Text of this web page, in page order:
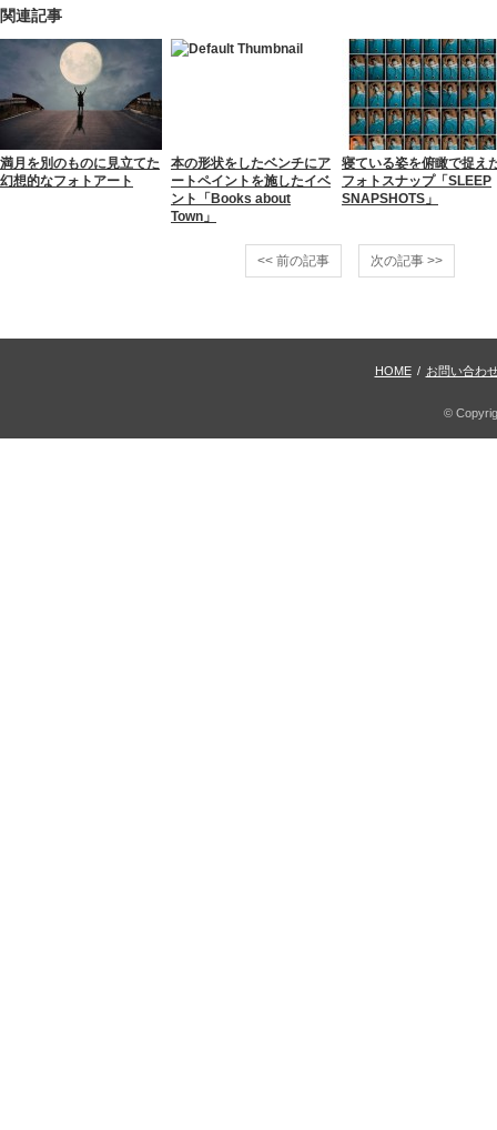
関連記事
満月を別のものに見立てた
幻想的なフォトアート
本の形状をしたベンチにア
ートペイントを施したイベ
ント「Books about
Town」
寝ている姿を俯瞰で捉え
フォトスナップ「SLEEP
SNAPSHOTS」
<< 前の記事 次の記事 >>
HOME / お問い合わ
©